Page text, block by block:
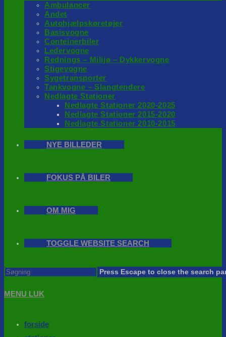
Ambulancer
Andet
Autohjælpskøretøjer
Basisvogne
Conteinerbiler
Ledervogne
Rednings – Milijø – Dykkervogne
Stigevogne
Sygetransporter
Tankvogne – Slangtendere
Nedlagte Stationer
Nedlagte Stationer 2020-2025
Nedlagte Stationer 2015-2020
Nedlagte Stationer 2010-2015
NYE BILLEDER
FOKUS PÅ BILER
OM MIG
TOGGLE WEBSITE SEARCH
Press Escape to close the search
MENU LUK
forside